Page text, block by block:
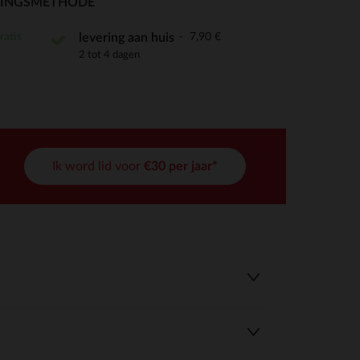
aan te passen en te beheren, en zorgt ervoor dat aan
levering aan huis 7,90 €
2 tot 4 dagen
Ik word lid voor €30 per jaar*